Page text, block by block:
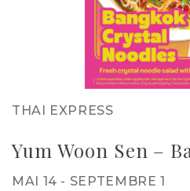
THAI EXPRESS
Yum Woon Sen –
MAI 14 - SEPTEMBRE 1